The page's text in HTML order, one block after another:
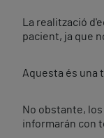
La realització
pacient, ja que
Aquesta és una
No obstante,
informarán con